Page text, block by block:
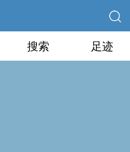
搜索 足迹